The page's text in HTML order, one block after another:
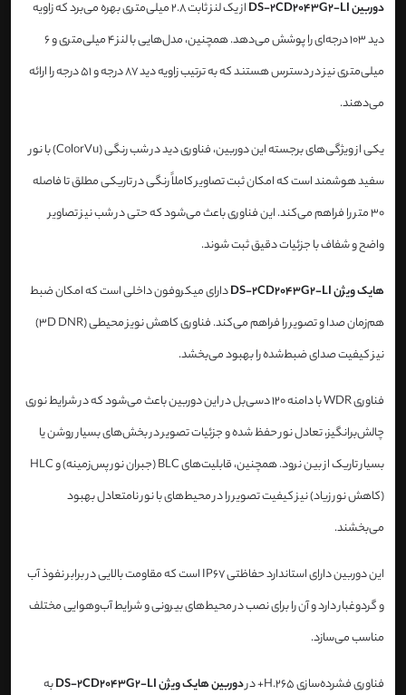
دوربین DS-2CD2043G2-LI
از یک لنز ثابت 2.8 میلی‌متری بهره می‌برد که زاویه
دید 103 درجه‌ای را پوشش می‌دهد. همچنین، مدل‌هایی با لنز 4 میلی‌متری و 6
میلی‌متری نیز در دسترس هستند که به ترتیب زاویه دید 87 درجه و 51 درجه را ارائه
می‌دهند.
یکی از ویژگی‌های برجسته این دوربین، فناوری دید در شب رنگی (ColorVu) با نور
سفید هوشمند است که امکان ثبت تصاویر کاملاً رنگی در تاریکی مطلق تا فاصله
30 متر را فراهم می‌کند. این فناوری باعث می‌شود که حتی در شب نیز تصاویر
واضح و شفاف با جزئیات دقیق ثبت شوند.
هایک ویژن DS-2CD2043G2-LI
دارای میکروفون داخلی است که امکان ضبط
هم‌زمان صدا و تصویر را فراهم می‌کند. فناوری کاهش نویز محیطی (3D DNR)
نیز کیفیت صدای ضبط‌شده را بهبود می‌بخشد.
فناوری WDR با دامنه 120 دسی‌بل در این دوربین باعث می‌شود که در شرایط نوری
چالش‌برانگیز، تعادل نور حفظ شده و جزئیات تصویر در بخش‌های بسیار روشن یا
بسیار تاریک از بین نرود. همچنین، قابلیت‌های BLC (جبران نور پس‌زمینه) و HLC
(کاهش نور زیاد) نیز کیفیت تصویر را در محیط‌های با نور نامتعادل بهبود
می‌بخشند.
این دوربین دارای استاندارد حفاظتی IP67 است که مقاومت بالایی در برابر نفوذ آب
و گردوغبار دارد و آن را برای نصب در محیط‌های بیرونی و شرایط آب‌وهوایی مختلف
مناسب می‌سازد.
فناوری فشرده‌سازی H.265+ در دوربین هایک ویژن DS-2CD2043G2-LI به